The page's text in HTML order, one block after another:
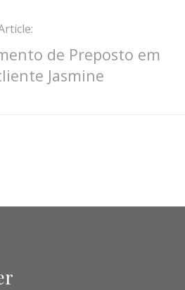
de Preposto em
Jasmine